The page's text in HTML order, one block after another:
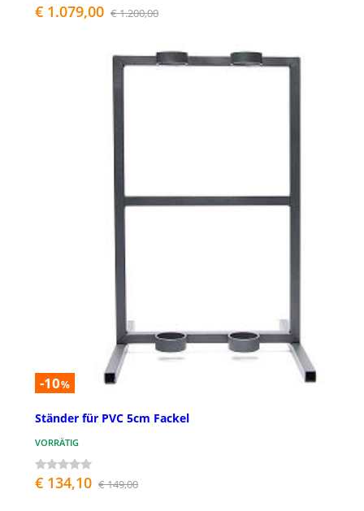
€ 1.079,00 € 1.200,00
-10%
Ständer für PVC 5cm Fackel
VORRÄTIG
€ 134,10 € 149,00